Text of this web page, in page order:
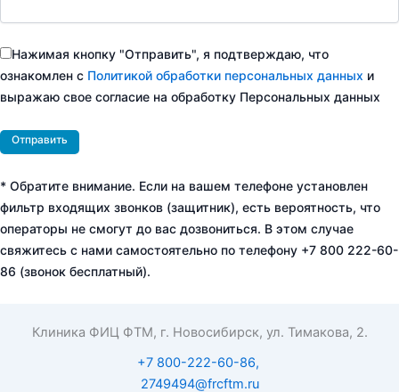
Нажимая кнопку "Отправить", я подтверждаю, что
ознакомлен с Политикой обработки персональных данных и
выражаю свое согласие на обработку Персональных данных
* Обратите внимание. Если на вашем телефоне установлен
фильтр входящих звонков (защитник), есть вероятность, что
операторы не смогут до вас дозвониться. В этом случае
свяжитесь с нами самостоятельно по телефону +7 800 222-60-
86 (звонок бесплатный).
Клиника ФИЦ ФТМ, г. Новосибирск, ул. Тимакова, 2.
+7 800-222-60-86,
2749494@frcftm.ru